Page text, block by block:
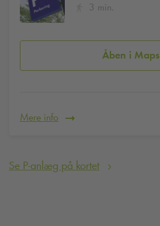
3 min.
Åben i Maps
Mere info
Se P-anlæg på kortet